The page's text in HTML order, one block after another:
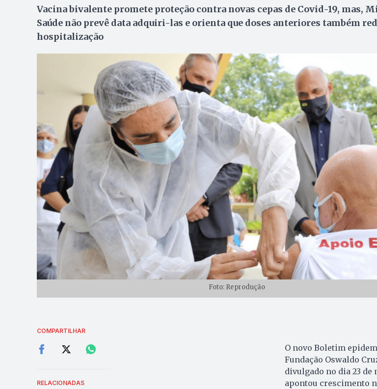
Vacina bivalente promete proteção contra novas cepas de Covid-19, mas,
Saúde não prevê data adquiri-las e orienta que doses anteriores também
hospitalização
Foto: Reprodução
COMPARTILHAR
RELACIONADAS
O novo Boletim
Fundação Oswaldo
divulgado no dia 23 de
apontou crescimento